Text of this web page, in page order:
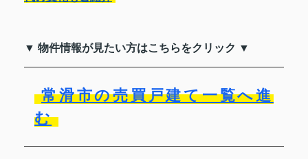
▼ 物件情報が見たい方はこちらをクリック ▼
常滑市の売買戸建て一覧へ進
む